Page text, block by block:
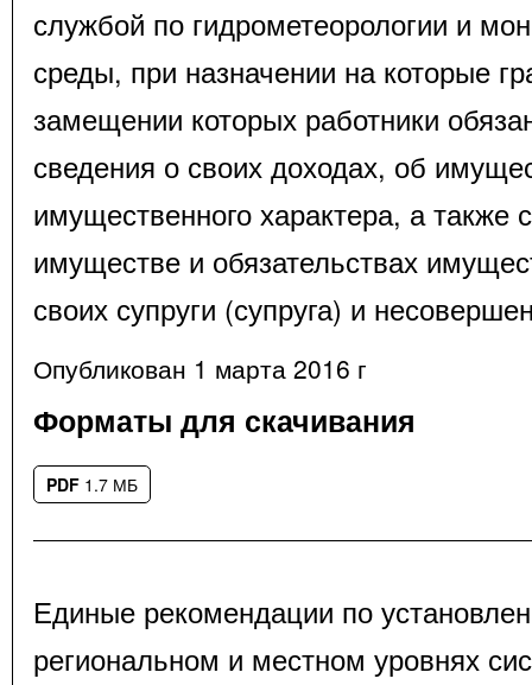
службой по гидрометеорологии и
среды, при назначении на которые
замещении которых работники
сведения о своих доходах, об
имущественного характера, а также
имуществе и обязательствах
своих супруги (супруга) и
Опубликован 1 марта 2016 г
Форматы для скачивания
PDF 1.7 МБ
Единые рекомендации по
региональном и местном уровнях